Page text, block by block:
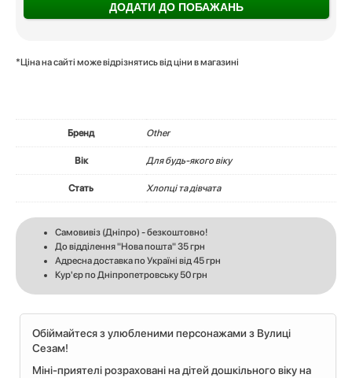
ДОДАТИ ДО ПОБАЖАНЬ
*Ціна на сайті може відрізнятись від ціни в магазині
Бренд Other
Вік Для будь-якого віку
Стать Хлопці та дівчата
Самовивіз (Дніпро) - безкоштовно!
До відділення "Нова пошта" 35 грн
Адресна доставка по Україні від 45 грн
Кур'єр по Дніпропетровську 50 грн
Обіймайтеся з улюбленими персонажами з Вулиці
Сезам!
Міні-приятелі розраховані на дітей дошкільного віку на